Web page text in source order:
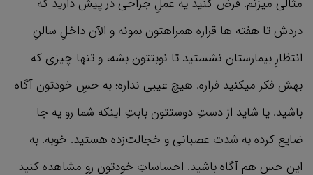
دردش تا هفته ها قراره همراهتون بمونه و الآن داخلِ سالنِ
انتظارِ بیمارستان نشستید تا نوبتتون بشه، و تنها چیزی که
بهش فکر میکنید فراره. هیچ عیبی نداره؛ به حسِ خودتون آگاه
باشید. یا شاید از دستِ دوستتون بابتِ اینکه شما رو یه جا
ضایع کرده به شدت عصبانی و خجالت‌زده هستید. خوبه. به
این حس هم آگاه باشید. احساساتِ خودتون رو مشاهده کنید